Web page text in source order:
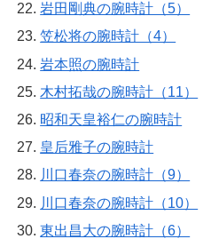
岩田剛典の腕時計（5）
笠松将の腕時計（4）
岩本照の腕時計
木村拓哉の腕時計（11）
昭和天皇裕仁の腕時計
皇后雅子の腕時計
川口春奈の腕時計（9）
川口春奈の腕時計（10）
東出昌大の腕時計（6）